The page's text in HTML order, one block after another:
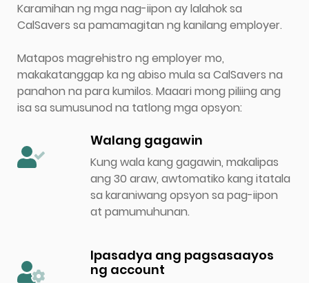
Karamihan ng mga nag-iipon ay lalahok sa
CalSavers sa pamamagitan ng kanilang employer.
Matapos magrehistro ng employer mo,
makakatanggap ka ng abiso mula sa CalSavers na
panahon na para kumilos. Maaari mong piliing ang
isa sa sumusunod na tatlong mga opsyon:
Walang gagawin
Kung wala kang gagawin, makalipas
ang 30 araw, awtomatiko kang itatala
sa karaniwang opsyon sa pag-iipon
at pamumuhunan.
Ipasadya ang pagsasaayos
ng account